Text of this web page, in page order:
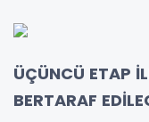
ÜÇÜNCÜ ETAP
BERTARAF